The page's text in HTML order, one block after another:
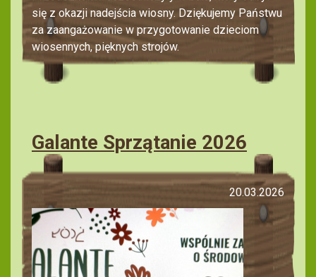
się z okazji nadejścia wiosny. Dziękujemy Państwu
za zaangażowanie w przygotowanie dzieciom
wiosennych, pięknych strojów.
Galante Sprzątanie 2026
20.03.2026